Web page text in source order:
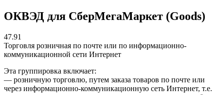
ОКВЭД для СберМегаМаркет (Goods)
47.91
Торговля розничная по почте или по информационно-
коммуникационной сети Интернет
Эта группировка включает:
— розничную торговлю, путем заказа товаров по почте или
через информационно-коммуникационную сеть Интернет, т.е.